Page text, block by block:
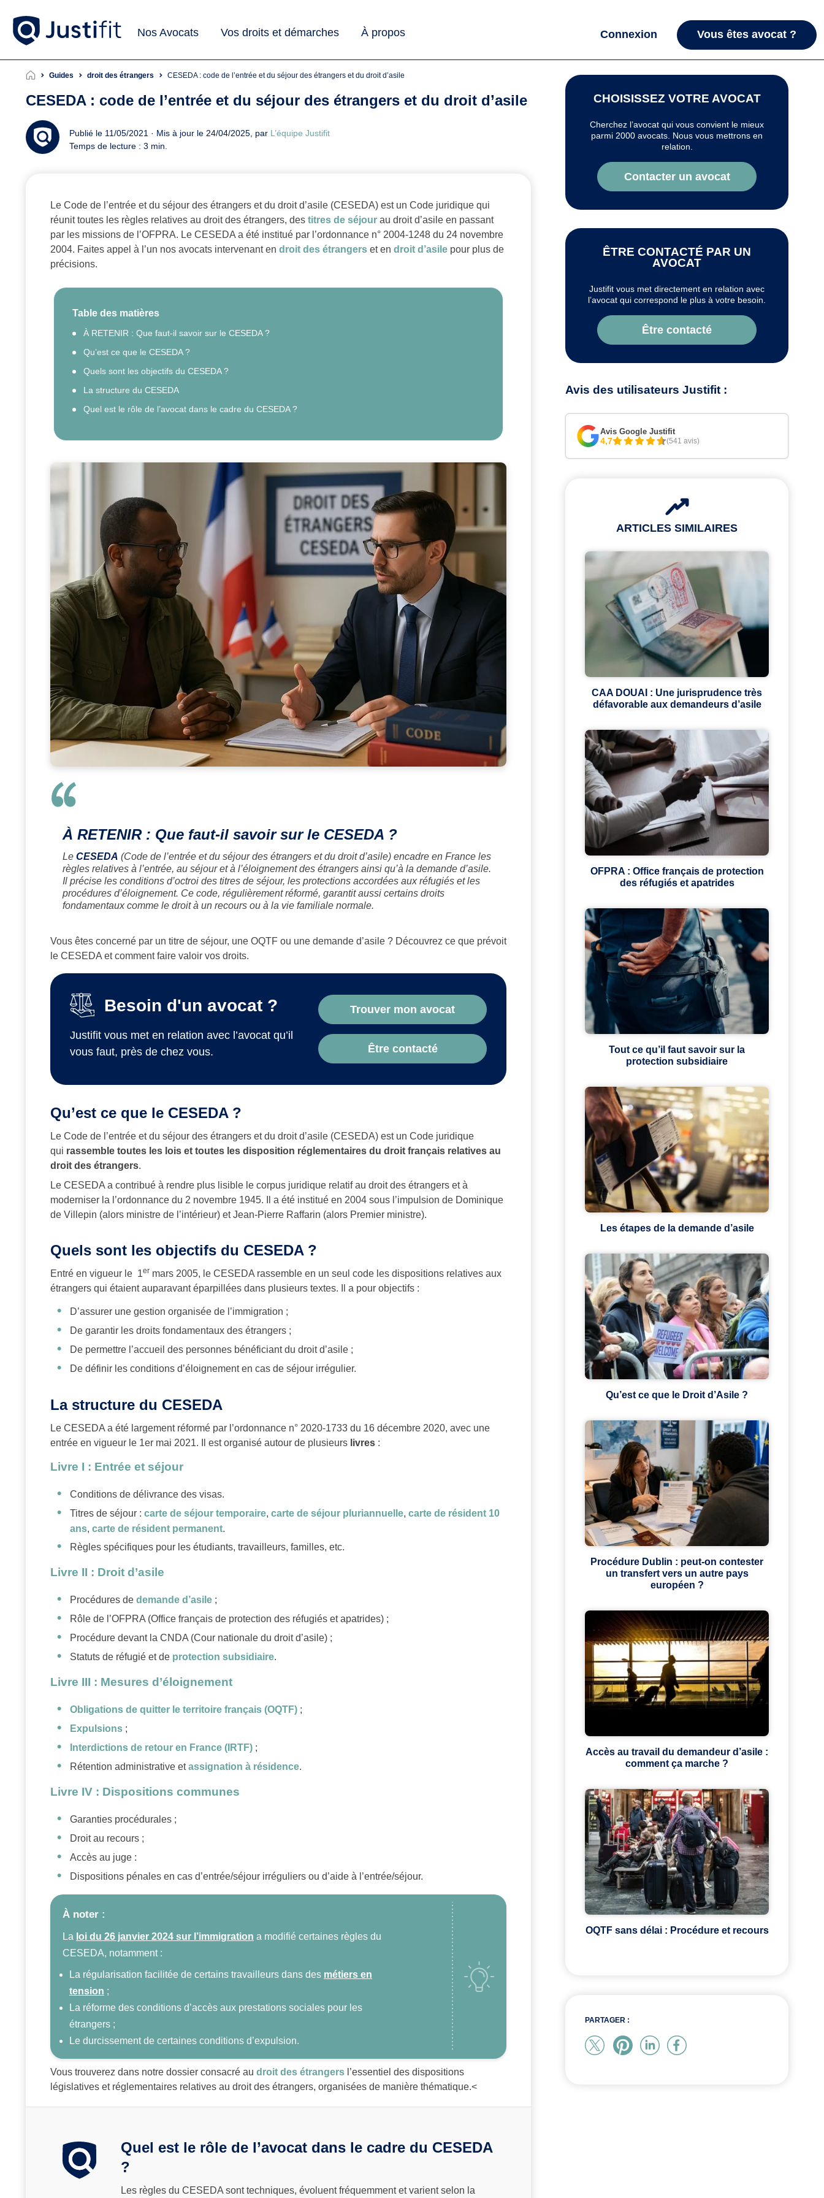
Nos Avocats Vos droits et démarches À propos Connexion Vous êtes avocat ?
Guides droit des étrangers CESEDA : code de l’entrée et du séjour des étrangers et du droit d’asile
CESEDA : code de l’entrée et du séjour des étrangers et du droit d’asile
Publié le 11/05/2021 · Mis à jour le 24/04/2025, par L’équipe Justifit
Temps de lecture : 3 min.
Le Code de l’entrée et du séjour des étrangers et du droit d’asile (CESEDA) est un Code juridique qui
réunit toutes les règles relatives au droit des étrangers, des titres de séjour au droit d’asile en passant
par les missions de l’OFPRA. Le CESEDA a été institué par l’ordonnance n° 2004-1248 du 24 novembre
2004. Faites appel à l’un nos avocats intervenant en droit des étrangers et en droit d’asile pour plus de
précisions.
Table des matières
À RETENIR : Que faut-il savoir sur le CESEDA ?
Qu’est ce que le CESEDA ?
Quels sont les objectifs du CESEDA ?
La structure du CESEDA
Quel est le rôle de l’avocat dans le cadre du CESEDA ?
À RETENIR : Que faut-il savoir sur le CESEDA ?
Le CESEDA (Code de l’entrée et du séjour des étrangers et du droit d’asile) encadre en France les
règles relatives à l’entrée, au séjour et à l’éloignement des étrangers ainsi qu’à la demande d’asile.
Il précise les conditions d’octroi des titres de séjour, les protections accordées aux réfugiés et les
procédures d’éloignement. Ce code, régulièrement réformé, garantit aussi certains droits
fondamentaux comme le droit à un recours ou à la vie familiale normale.
Vous êtes concerné par un titre de séjour, une OQTF ou une demande d’asile ? Découvrez ce que prévoit
le CESEDA et comment faire valoir vos droits.
Besoin d'un avocat ?
Justifit vous met en relation avec l’avocat qu’il
vous faut, près de chez vous.
Trouver mon avocat
Être contacté
Qu’est ce que le CESEDA ?
Le Code de l’entrée et du séjour des étrangers et du droit d’asile (CESEDA) est un Code juridique
qui rassemble toutes les lois et toutes les disposition réglementaires du droit français relatives au
droit des étrangers.
Le CESEDA a contribué à rendre plus lisible le corpus juridique relatif au droit des étrangers et à
moderniser la l’ordonnance du 2 novembre 1945. Il a été institué en 2004 sous l’impulsion de Dominique
de Villepin (alors ministre de l’intérieur) et Jean-Pierre Raffarin (alors Premier ministre).
Quels sont les objectifs du CESEDA ?
Entré en vigueur le 1er mars 2005, le CESEDA rassemble en un seul code les dispositions relatives aux
étrangers qui étaient auparavant éparpillées dans plusieurs textes. Il a pour objectifs :
D’assurer une gestion organisée de l’immigration ;
De garantir les droits fondamentaux des étrangers ;
De permettre l’accueil des personnes bénéficiant du droit d’asile ;
De définir les conditions d’éloignement en cas de séjour irrégulier.
La structure du CESEDA
Le CESEDA a été largement réformé par l’ordonnance n° 2020-1733 du 16 décembre 2020, avec une
entrée en vigueur le 1er mai 2021. Il est organisé autour de plusieurs livres :
Livre I : Entrée et séjour
Conditions de délivrance des visas.
Titres de séjour : carte de séjour temporaire, carte de séjour pluriannuelle, carte de résident 10
ans, carte de résident permanent.
Règles spécifiques pour les étudiants, travailleurs, familles, etc.
Livre II : Droit d’asile
Procédures de demande d’asile ;
Rôle de l’OFPRA (Office français de protection des réfugiés et apatrides) ;
Procédure devant la CNDA (Cour nationale du droit d’asile) ;
Statuts de réfugié et de protection subsidiaire.
Livre III : Mesures d’éloignement
Obligations de quitter le territoire français (OQTF) ;
Expulsions ;
Interdictions de retour en France (IRTF) ;
Rétention administrative etassignation à résidence.
Livre IV : Dispositions communes
Garanties procédurales ;
Droit au recours ;
Accès au juge :
Dispositions pénales en cas d’entrée/séjour irréguliers ou d’aide à l’entrée/séjour.
À noter :
La loi du 26 janvier 2024 sur l’immigration a modifié certaines règles du
CESEDA, notamment :
La régularisation facilitée de certains travailleurs dans des métiers en
tension ;
La réforme des conditions d’accès aux prestations sociales pour les
étrangers ;
Le durcissement de certaines conditions d’expulsion.
Vous trouverez dans notre dossier consacré au droit des étrangers l’essentiel des dispositions
législatives et réglementaires relatives au droit des étrangers, organisées de manière thématique.<
Quel est le rôle de l’avocat dans le cadre du CESEDA
?
Les règles du CESEDA sont techniques, évoluent fréquemment et varient selon la
CHOISISSEZ VOTRE AVOCAT
Cherchez l’avocat qui vous convient le mieux
parmi 2000 avocats. Nous vous mettrons en
relation.
Contacter un avocat
ÊTRE CONTACTÉ PAR UN
AVOCAT
Justifit vous met directement en relation avec
l’avocat qui correspond le plus à votre besoin.
Être contacté
Avis des utilisateurs Justifit :
Avis Google Justifit
4,7 (541 avis)
ARTICLES SIMILAIRES
CAA DOUAI : Une jurisprudence très
défavorable aux demandeurs d’asile
OFPRA : Office français de protection
des réfugiés et apatrides
Tout ce qu’il faut savoir sur la
protection subsidiaire
Les étapes de la demande d’asile
Qu’est ce que le Droit d’Asile ?
Procédure Dublin : peut-on contester
un transfert vers un autre pays
européen ?
Accès au travail du demandeur d’asile :
comment ça marche ?
OQTF sans délai : Procédure et recours
PARTAGER :